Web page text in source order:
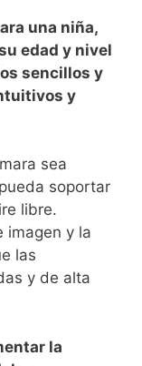
una niña,
edad y nivel
sencillos y
y
sea
soportar
‌libre.
imagen⁢ y la
las
y de alta
la